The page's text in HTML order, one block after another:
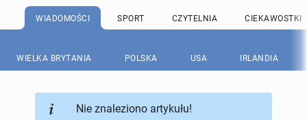
WIADOMOŚCI SPORT CZYTELNIA CIEKAWOSTKI
WIELKA BRYTANIA POLSKA USA IRLANDIA
Nie znaleziono artykułu!